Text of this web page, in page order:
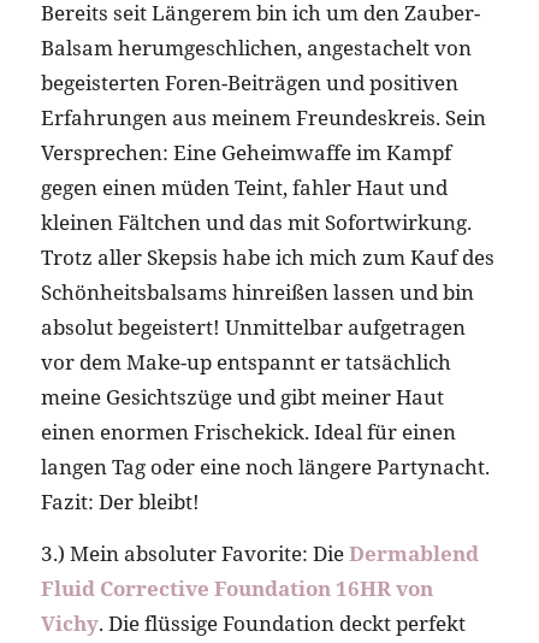
Bereits seit Längerem bin ich um den Zauber-
Balsam herumgeschlichen, angestachelt von
begeisterten Foren-Beiträgen und positiven
Erfahrungen aus meinem Freundeskreis. Sein
Versprechen: Eine Geheimwaffe im Kampf
gegen einen müden Teint, fahler Haut und
kleinen Fältchen und das mit Sofortwirkung.
Trotz aller Skepsis habe ich mich zum Kauf des
Schönheitsbalsams hinreißen lassen und bin
absolut begeistert! Unmittelbar aufgetragen
vor dem Make-up entspannt er tatsächlich
meine Gesichtszüge und gibt meiner Haut
einen enormen Frischekick. Ideal für einen
langen Tag oder eine noch längere Partynacht.
Fazit: Der bleibt!
3.) Mein absoluter Favorite: DieDermablend
Fluid Corrective Foundation 16HR von
Vichy. Die flüssige Foundation deckt perfekt